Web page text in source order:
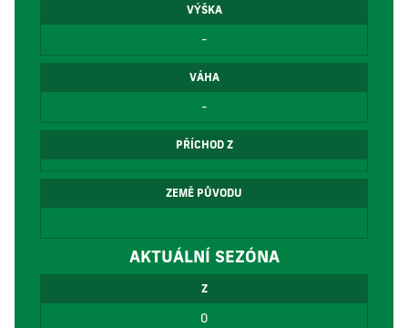
VÝŠKA
-
VÁHA
-
PŘÍCHOD Z
ZEMĚ PŮVODU
AKTUÁLNÍ SEZÓNA
Z
0